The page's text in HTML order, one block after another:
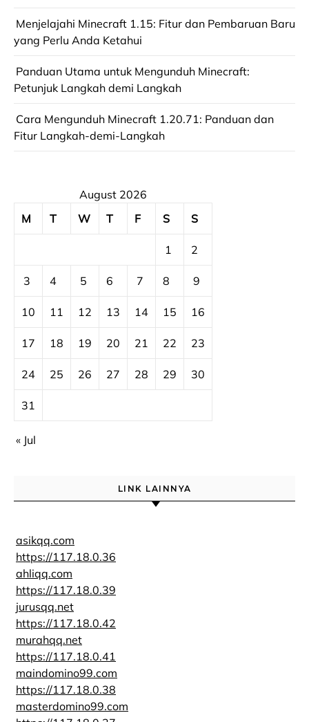
Menjelajahi Minecraft 1.15: Fitur dan Pembaruan Baru
yang Perlu Anda Ketahui
Panduan Utama untuk Mengunduh Minecraft:
Petunjuk Langkah demi Langkah
Cara Mengunduh Minecraft 1.20.71: Panduan dan
Fitur Langkah-demi-Langkah
August 2026
M
T W T F S S
1 2
3 4 5 6 7 8 9
10 11 12 13 14 15 16
17 18 19 20 21 22 23
24 25 26 27 28 29 30
31
« Jul
LINK LAINNYA
asikqq.com
https://117.18.0.36
ahliqq.com
https://117.18.0.39
jurusqq.net
https://117.18.0.42
murahqq.net
https://117.18.0.41
maindomino99.com
https://117.18.0.38
masterdomino99.com